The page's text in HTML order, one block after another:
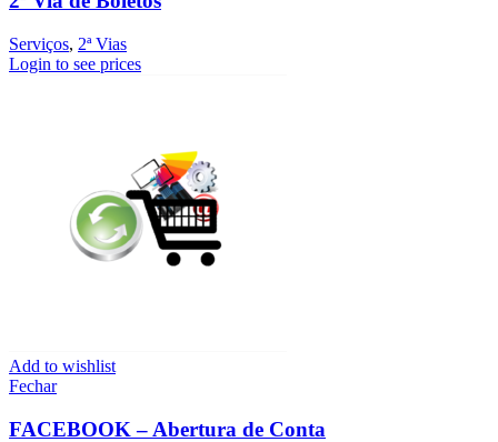
Serviços, 2ª Vias
Login to see prices
Add to wishlist
Fechar
FACEBOOK – Abertura de Conta